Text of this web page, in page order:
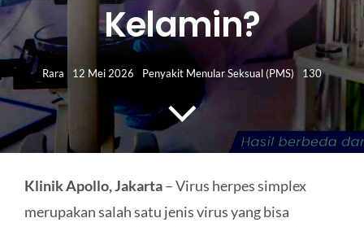
for:
Kelamin?
Rara 12 Mei 2026 Penyakit Menular Seksual (PMS) 130
Klinik Apollo, Jakarta– Virus herpes simplex
merupakan salah satu jenis virus yang bisa